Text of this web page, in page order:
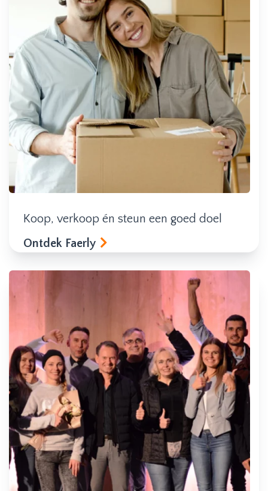
Koop, verkoop én steun een goed doel
Ontdek Faerly